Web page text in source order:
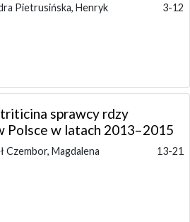
Pietrusińska, Henryk
3-12
sprawcy rdzy
Polsce w latach 2013–2015
Czembor, Magdalena
13-21